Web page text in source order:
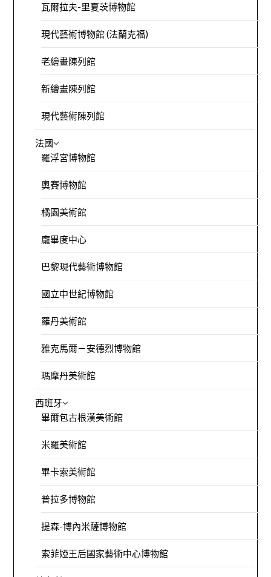
瓦爾拉夫-里夏茨博物館
現代藝術博物館 (法蘭克福)
老繪畫陳列館
新繪畫陳列館
現代藝術陳列館
法國
羅浮宮博物館
奧賽博物館
橘園美術館
龐畢度中心
巴黎現代藝術博物館
國立中世紀博物館
羅丹美術館
雅克馬爾－安德烈博物館
瑪摩丹美術館
西班牙
畢爾包古根漢美術館
米羅美術館
畢卡索美術館
普拉多博物館
提森-博內米薩博物館
索菲婭王后國家藝術中心博物館